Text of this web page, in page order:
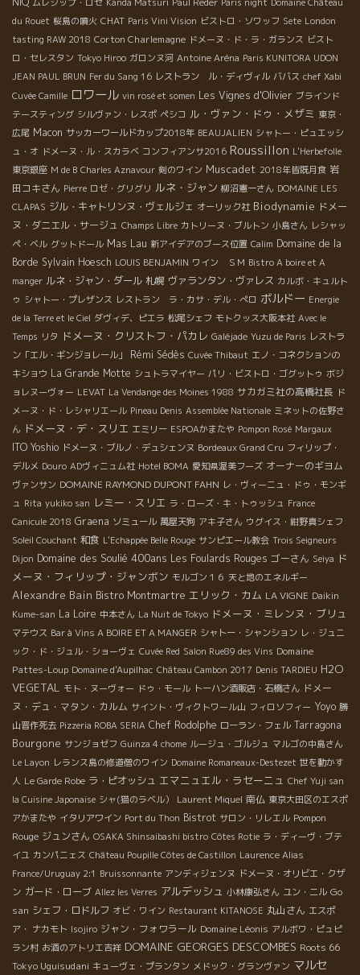
du Rouet 桜島の噴火 CHAT Paris Vini Vision ビストロ・ソワッフ Sete London
tasting RAW 2018 Corton Charlemagne ドメーヌ・ド・ラ・ガランス ビスト
ロ・セレスタン Tokyo Hiroo ガロンヌ河 Antoine Aréna Paris KUNITORA UDON
JEAN PAUL BRUN Fer du Sang 16 レストラン ル・ディヴィル ババス chef Xabi
Cuvée Camille ロワール vin rosé et somen Les Vignes d'Olivier ブラインド
テースティング シルヴァン・レスポ ペシコ ル・ヴァン・ドゥ・メザミ 東京・
広尾 Macon サッカーワールドカップ2018年 BEAUJALIEN シャトー・ピュエッシ
ュ・オ ドメーヌ・ル・スカラベ コンフィアンサ2016 Roussillon L'Herbefolle
東京銀座 M de B Charles Aznavour 剣のワイン Muscadet 2018年皆既月食 岩
田コキさん Pierre ロゼ・グリグリ ルネ・ジャン 柳沼憲一さん DOMAINE LES
CLAPAS ジル・キャトリンヌ・ヴェルジェ オーリック社 Biodynamie ドメー
ヌ・ダニエル・サージュ Champs Libre カトリーヌ・ブルトン 小島さん レシャッ
ペ・ベル グットドール Mas Lau 新アイデアのブース位置 Calim Domaine de la
Borde Sylvain Hoesch LOUIS BENJAMIN ワイン ＳＭ Bistro A boire et A
manger ルネ・ジャン・ダール 札幌 ヴァランタン・ヴァレス カルボ・キュルト
ゥ シャトー・プレザンス レストラン ラ・カサ・デル・ぺロ ボルドー Energie
de la Terre et le Ciel ダヴィデ、ピエラ 松尾シェフ モトクッス大阪本社 Avec le
Temps リタ ドメーヌ・クリストフ・パカレ Galéjade Yuzu de Paris レストラ
ン「エル・ギンジョレール」
Rémi Sédès Cuvée Thibaut エノ・コネクションの
キショウ La Grande Motte シュトラマイヤー パリ・ビストロ・ゴグットゥ ボジ
ョレヌーヴォー LEVAT La Vendange des Moines 1988 サカガミ社の高橋社長 ド
メーヌ・ド・レシャリエール Pineau Denis Assemblée Nationale ミネットの佐野さ
ん ドメーヌ・デ・スリエ エミリー ESPOAかまたや Pompon Rosé Margaux
ITO Yoshio ドメーヌ・ブルノ・デュシェンヌ Bordeaux Grand Cru フィリップ・
デルメ Douro ADヴィニュム社 Hotel BOMA 愛知県渥美フーズ オーナーのギヨム
ヴァンサン DOMAINE RAYMOND DUPONT FAHN レ・ヴィーニュ・ドゥ・モンギ
ュ Rita yukiko san レミー・スリエ ラ・ローズ・キ・トゥッシュ France
Canicule 2018 Graena ソミュール 萬屋天狗 アキ子さん ウグイス・紺野真シェフ
Soleil Couchant 和食 L'Echappée Belle Rouge サンピエール教会 Trois Seigneurs
Dijon Domaine des Soulié 400ans Les Foulards Rouges ゴーさん Seiya ド
メーヌ・フィリップ・ジャンボン モルゴン１６ 天と地のエネルギー
Alexandre Bain Bistro Montmartre エリック・カム LA VIGNE Daikin
Kume-san La Loire 中本さん La Nuit de Tokyo ドメーヌ・ミレンヌ・ブリュ
マテウス Bar à Vins A BOIRE ET A MANGER シャトー・シャンション レ・ジュニ
ック・ド・ジュル・ショーヴェ Cuvée Red Salon Rue89 des Vins Domaine
Pattes-Loup Domaine d'Aupilhac Château Cambon 2017 Denis TARDIEU H2O
VEGETAL モト・ヌーヴォー ドゥ・モール トーハン酒販店・石橋さん ドメー
ヌ・デュ・マタン・カルム サイント・ヴィクトワール山 フィロソフィー Yoyo 勝
山晋作死去 Pizzeria ROBA SERIA Chef Rodolphe ローラン・フェル Tarragona
Bourgone サンジョゼフ Guinza 4 chome ルージュ・ゴルジュ マルゴの中島さん
Le Layon レランス島の修道僧のワイン Domaine Romaneaux-Destezet 世を動かす
人 Le Garde Robe ラ・ピオッシュ エマニュエル・ラセーニュ Chef Yuji san
la Cuisine Japonaise シャ(猫のラベル） Laurent Miquel 南仏 東京大田区のエスポ
アかまたや イタリアワイン Port du Thon Bistrot サロン・リレエル Pompon
Rouge ジュンさん OSAKA Shinsaibashi bistro Côtes Rotie ラ・ディーヴ・ブテ
イユ カンパニェス Château Poupille Côtes de Castillon Laurence Alias
France/Uruguay 2:1 Bruissonnante アンディジェンヌ ドメーヌ・オリビエ・クザ
ン ガード・ローブ Allez les Verres アルデッシュ 小林康弘さん ユン・ニル Go
san シェフ・ロドルフ オビ・ワイン Restaurant KITANOSE 丸山さん エスポ
ア・ ナカモト Isojiro ジャン・フォワラール Domaine Léonis アルボワ・ピュピ
ラン村 お酒のアトリエ吉祥 DOMAINE GEORGES DESCOMBES Roots 66
Tokyo Uguisudani キューヴェ・プランタン メドック・グランヴァン マルセ